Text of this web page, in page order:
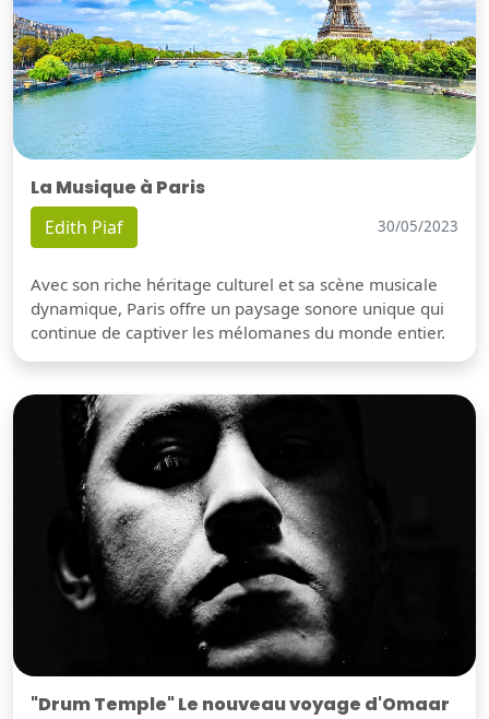
La Musique à Paris
Edith Piaf 30/05/2023
Avec son riche héritage culturel et sa scène musicale
dynamique, Paris offre un paysage sonore unique qui
continue de captiver les mélomanes du monde entier.
"Drum Temple" Le nouveau voyage d'Omaar